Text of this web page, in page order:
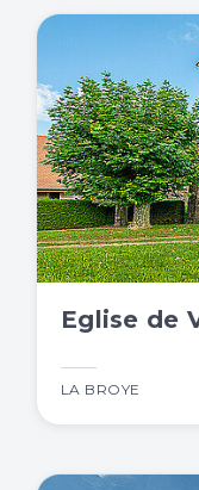
Eglise de
LA BROYE